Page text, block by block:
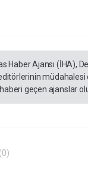
Haber Ajansı (İHA),
müdahalesi
geçen ajanslar
(0)